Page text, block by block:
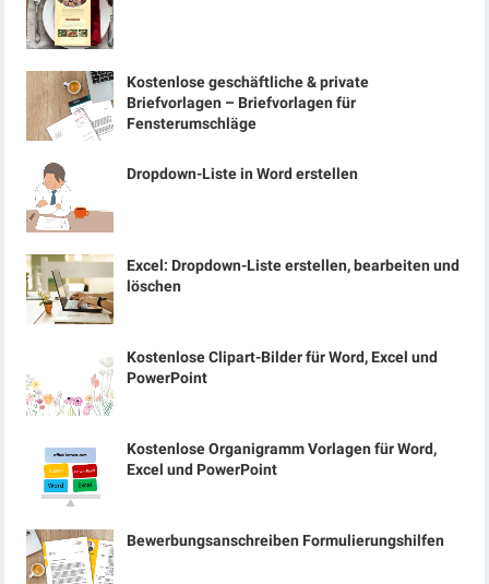
Kostenlose geschäftliche & private
Briefvorlagen – Briefvorlagen für
Fensterumschläge
Dropdown-Liste in Word erstellen
Excel: Dropdown-Liste erstellen, bearbeiten und
löschen
Kostenlose Clipart-Bilder für Word, Excel und
PowerPoint
Kostenlose Organigramm Vorlagen für Word,
Excel und PowerPoint
Bewerbungsanschreiben Formulierungshilfen